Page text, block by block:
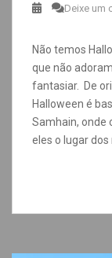
Deixe um
Não temos
que não
fantasiar. De
Halloween é
Samhain, onde
eles o lugar